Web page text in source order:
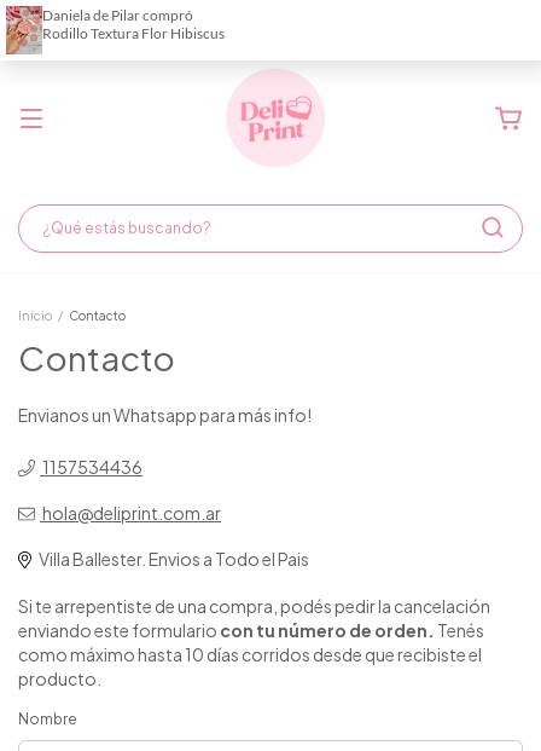
Demora de fabricación hasta 6 días hábiles
Inicio / Contacto
Contacto
Envianos un Whatsapp para más info!
1157534436
hola@deliprint.com.ar
Villa Ballester. Envios a Todo el Pais
Si te arrepentiste de una compra, podés pedir la cancelación
enviando este formulario con tu número de orden. Tenés
como máximo hasta 10 días corridos desde que recibiste el
producto.
Nombre